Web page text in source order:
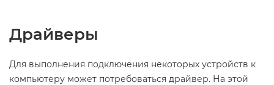
Драйверы
Для выполнения подключения некоторых устройств к
компьютеру может потребоваться драйвер. На этой